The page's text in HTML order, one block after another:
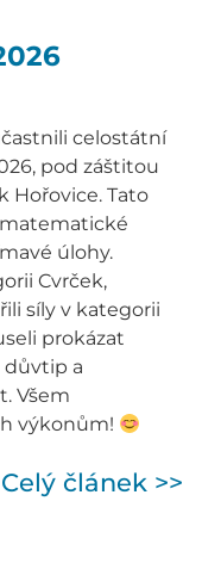
celostátní
pod záštitou
Hořovice. Tato
úlohy.
Cvrček,
síly v kategorii
prokázat
důvtip a
Všem
výkonům!
Celý článek >>